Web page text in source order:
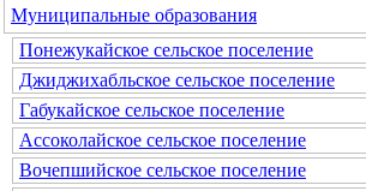
Муниципальные образования
Понежукайское сельское поселение
Джиджихабльское сельское поселение
Габукайское сельское поселение
Ассоколайское сельское поселение
Вочепшийское сельское поселение